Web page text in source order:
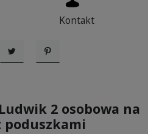
Kontakt
TweetujPinterest
2 osobowa na
poduszkami